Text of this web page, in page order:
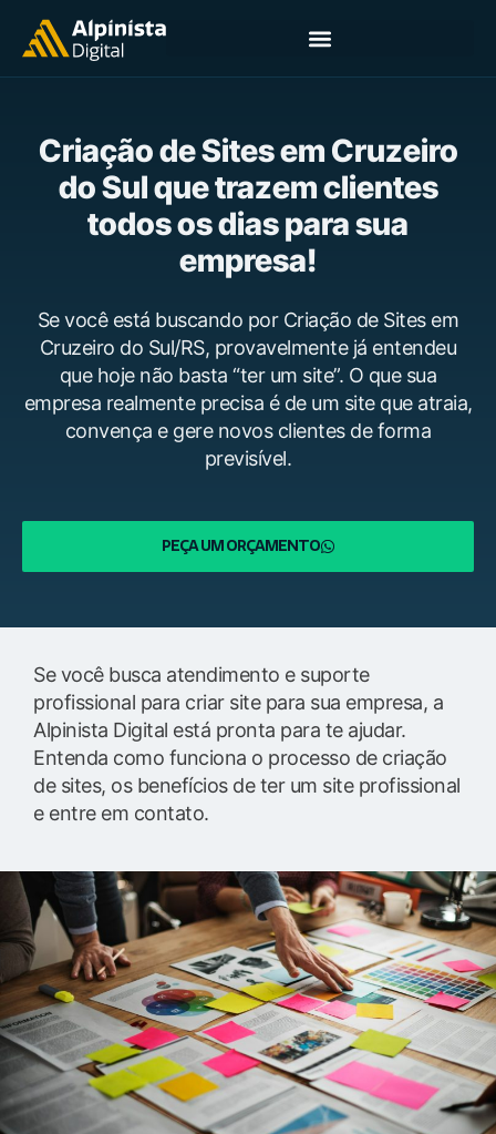
Criação de Sites em Cruzeiro
do Sul que trazem clientes
todos os dias para sua
empresa!
Se você está buscando por Criação de Sites em
Cruzeiro do Sul/RS, provavelmente já entendeu
que hoje não basta “ter um site”. O que sua
empresa realmente precisa é de um site que atraia,
convença e gere novos clientes de forma
previsível.
PEÇA UM ORÇAMENTO
Se você busca atendimento e suporte
profissional para criar site para sua empresa, a
Alpinista Digital está pronta para te ajudar.
Entenda como funciona o processo de criação
de sites, os benefícios de ter um site profissional
e entre em contato.